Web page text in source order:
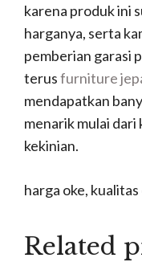
karena produk ini
harganya, serta
pemberian garasi
terusfurniture
mendapatkan
menarik mulai dari
kekinian.
harga oke,
Related